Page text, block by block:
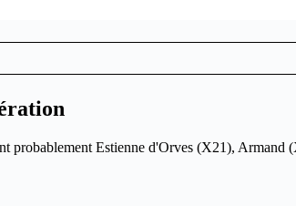
probablement Estienne d'Orves (X21),